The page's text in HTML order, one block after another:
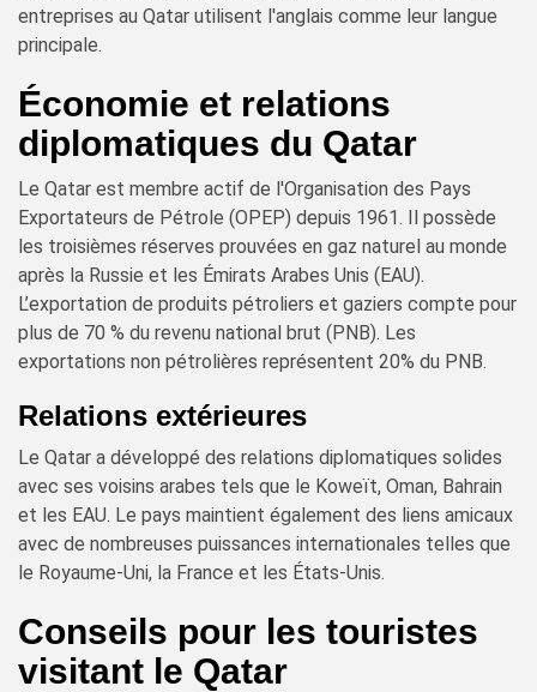
entreprises au Qatar utilisent l'anglais comme leur langue
principale.
Économie et relations
diplomatiques du Qatar
Le Qatar est membre actif de l'Organisation des Pays
Exportateurs de Pétrole (OPEP) depuis 1961. Il possède
les troisièmes réserves prouvées en gaz naturel au monde
après la Russie et les Émirats Arabes Unis (EAU).
L’exportation de produits pétroliers et gaziers compte pour
plus de 70 % du revenu national brut (PNB). Les
exportations non pétrolières représentent 20% du PNB.
Relations extérieures
Le Qatar a développé des relations diplomatiques solides
avec ses voisins arabes tels que le Koweït, Oman, Bahrain
et les EAU. Le pays maintient également des liens amicaux
avec de nombreuses puissances internationales telles que
le Royaume-Uni, la France et les États-Unis.
Conseils pour les touristes
visitant le Qatar